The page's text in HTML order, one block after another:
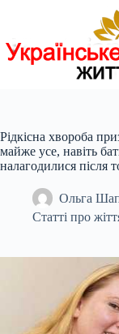
Рідкісна хвороба
майже усе, навіть
налагодилися після
Ольга
Статті про